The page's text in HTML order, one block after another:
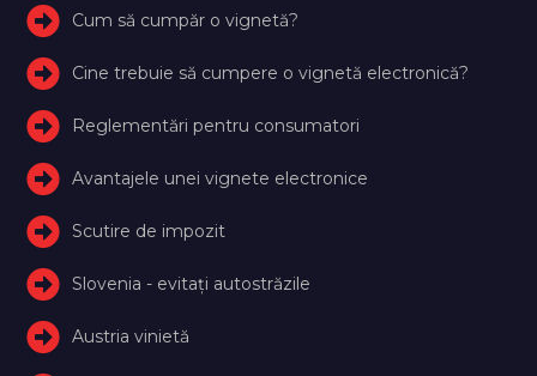
Cum să cumpăr o vignetă?
Cine trebuie să cumpere o vignetă electronică?
Reglementări pentru consumatori
Avantajele unei vignete electronice
Scutire de impozit
Slovenia - evitați autostrăzile
Austria vinietă